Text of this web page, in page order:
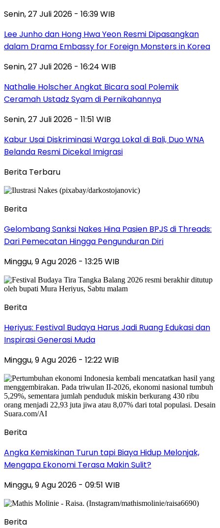
Senin, 27 Juli 2026 - 16:39 WIB
Lee Junho dan Hong Hwa Yeon Resmi Dipasangkan
dalam Drama Embassy for Foreign Monsters in Korea
Senin, 27 Juli 2026 - 16:24 WIB
Nathalie Holscher Angkat Bicara soal Polemik
Ceramah Ustadz Syam di Pernikahannya
Senin, 27 Juli 2026 - 11:51 WIB
Kabur Usai Diskriminasi Warga Lokal di Bali, Duo WNA
Belanda Resmi Dicekal Imigrasi
Berita Terbaru
Berita
Gelombang Sanksi Nakes Hina Pasien BPJS di Threads:
Dari Pemecatan Hingga Pengunduran Diri
Minggu, 9 Agu 2026 - 13:25 WIB
Berita
Heriyus: Festival Budaya Harus Jadi Ruang Edukasi dan
Inspirasi Generasi Muda
Minggu, 9 Agu 2026 - 12:22 WIB
Berita
Angka Kemiskinan Turun tapi Biaya Hidup Melonjak,
Mengapa Ekonomi Terasa Makin Sulit?
Minggu, 9 Agu 2026 - 09:51 WIB
Berita